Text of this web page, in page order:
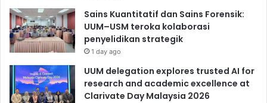
Sains Kuantitatif dan Sains Forensik:
UUM–USM teroka kolaborasi
penyelidikan strategik
1 day ago
UUM delegation explores trusted AI for
research and academic excellence at
Clarivate Day Malaysia 2026